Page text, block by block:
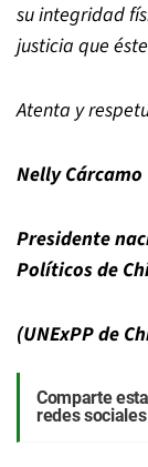
su integridad
justicia que
Atenta y
Nelly Cárcamo
Presidente
Políticos de
(UNExPP de
Comparte
redes